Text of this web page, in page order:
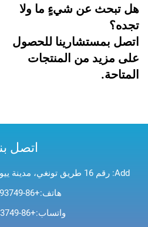
هل تبحث عن شيءٍ ما ولا
تجده؟
اتصل بمستشارينا للحصول
على مزيد من المنتجات
المتاحة.
اتصل
Add: رقم 16 طريق تونغي، مدينة ييوو، مقاطعة تشجيانغ، الصين
هاتف:+86-18779193749
واتساب:+86-18779193749